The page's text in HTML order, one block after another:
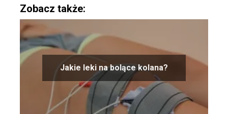
Zobacz także:
Jakie leki na bolące kolana?